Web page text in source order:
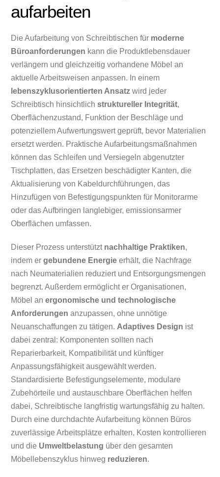
aufarbeiten
Die Aufarbeitung von Schreibtischen für moderne
Büroanforderungen kann die Produktlebensdauer
verlängern und gleichzeitig vorhandene Möbel an
aktuelle Arbeitsweisen anpassen. In einem
lebenszyklusorientierten Ansatz wird jeder
Schreibtisch hinsichtlichstruktureller Integrität,
Oberflächenzustand, Funktion der Beschläge und
potenziellem Aufwertungswert geprüft, bevor Materialien
ersetzt werden. Praktische Aufarbeitungsmaßnahmen
können das Schleifen und Versiegeln abgenutzter
Tischplatten, das Ersetzen beschädigter Kanten, die
Aktualisierung von Kabeldurchführungen, das
Hinzufügen von Befestigungspunkten für Monitorarme
oder das Aufbringen langlebiger, emissionsarmer
Oberflächen umfassen.
Dieser Prozess unterstützt nachhaltige Praktiken,
indem ergebundene Energie erhält, die Nachfrage
nach Neumaterialien reduziert und Entsorgungsmengen
begrenzt. Außerdem ermöglicht er Organisationen,
Möbel anergonomische und technologische
Anforderungen anzupassen, ohne unnötige
Neuanschaffungen zu tätigen. Adaptives Design ist
dabei zentral: Komponenten sollten nach
Reparierbarkeit, Kompatibilität und künftiger
Anpassungsfähigkeit ausgewählt werden.
Standardisierte Befestigungselemente, modulare
Zubehörteile und austauschbare Oberflächen helfen
dabei, Schreibtische langfristig wartungsfähig zu halten.
Durch eine durchdachte Aufarbeitung können Büros
zuverlässige Arbeitsplätze erhalten, Kosten kontrollieren
und die Umweltbelastung über den gesamten
Möbellebenszyklus hinweg reduzieren.